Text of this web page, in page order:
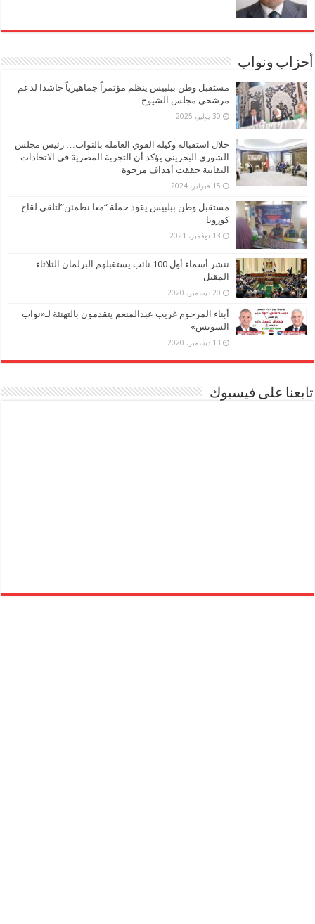
أحزاب ونواب
مستقبل وطن ببلبيس ينظم مؤتمراً جماهيرياً حاشدا لدعم
مرشحي مجلس الشيوخ
30 يوليو، 2025
خلال استقباله وكيلة القوي العاملة بالنواب… رئيس مجلس
الشورى البحريني يؤكد أن التجربة المصرية في الاتحادات
النقابية حققت أهداف مرجوة
15 فبراير، 2024
مستقبل وطن ببلبيس يقود حملة “معا نطمئن”لتلقي لقاح
كورونا
13 نوفمبر، 2021
ننشر أسماء أول 100 نائب يستقبلهم البرلمان الثلاثاء
المقبل
20 ديسمبر، 2020
أبناء المرحوم غريب عبدالمنعم يتقدمون بالتهنئة لـ«نواب
السويس»
13 ديسمبر، 2020
تابعنا على فيسبوك